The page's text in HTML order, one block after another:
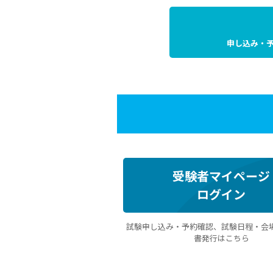
申し込み・
受験者マイページ
ログイン
試験申し込み・予約確認、試験日程・会
書発行はこちら